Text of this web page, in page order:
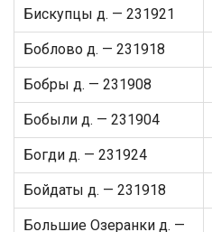
Бискупцы д. — 231921
Боблово д. — 231918
Бобры д. — 231908
Бобыли д. — 231904
Богди д. — 231924
Бойдаты д. — 231918
Большие Озеранки д. —